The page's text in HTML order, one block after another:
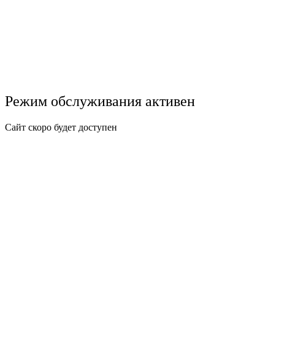
Режим обслуживания активен
Сайт скоро будет доступен